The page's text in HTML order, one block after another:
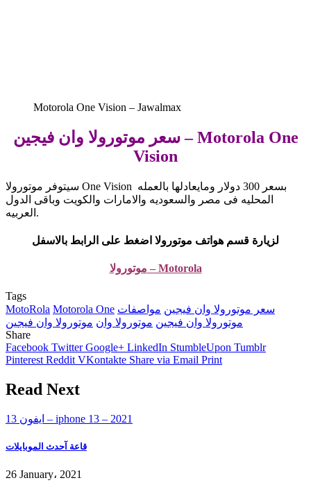
Motorola One Vision – Jawalmax
سعر موتورولا وان فيجين – Motorola One
Vision
سيتوفر موتورولا One Vision بسعر 300 دولار ومايعادلها بالعمله
المحليه فى مصر والسعوديه والامارات والكويت وباقى الدول
العربيه.
لزيارة قسم هواتف موتورولا اضغط على الرابط بالاسفل
موتورولا – Motorola
Tags
MotoRola Motorola One سعر موتورولا وان فيجين مواصفات
موتورولا وان فيجين موتورولا وان موتورولا وان فيجين
Share
Facebook Twitter Google+ LinkedIn StumbleUpon Tumblr
Pinterest Reddit VKontakte Share via Email Print
Read Next
ايفون 13 – iphone 13 – 2021
قاعة آحدث الموبايلات
26 January، 2021